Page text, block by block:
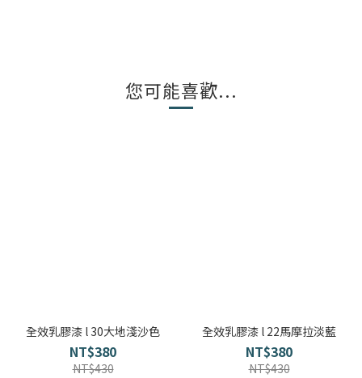
您可能喜歡...
全效乳膠漆 l 30大地淺沙色
NT$380
NT$430
全效乳膠漆 l 22馬摩拉淡藍
NT$380
NT$430